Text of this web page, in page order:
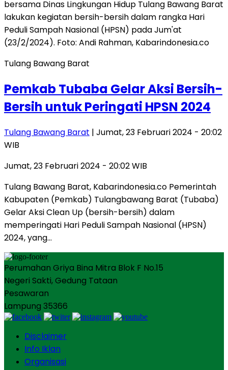
Tulang Bawang Barat
Pemkab Tubaba Gelar Aksi Bersih-
Bersih untuk Peringati HPSN 2024
Tulang Bawang Barat | Jumat, 23 Februari 2024 - 20:02
WIB
Jumat, 23 Februari 2024 - 20:02 WIB
Tulang Bawang Barat, Kabarindonesia.co Pemerintah
Kabupaten (Pemkab) Tulangbawang Barat (Tubaba)
Gelar Aksi Clean Up (bersih-bersih) dalam
memperingati Hari Peduli Sampah Nasional (HPSN)
2024, yang…
Perumahan Griya Bina Mitra Blok F No.15
Negeri Sakti, Gedung Tataan
Pesawaran
Lampung 35366
Disclaimer
Info Iklan
Organisasi